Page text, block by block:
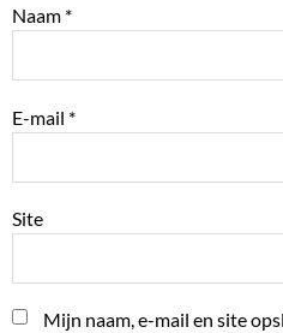
Naam *
E-mail *
Site
Mijn naam, e-mail en site